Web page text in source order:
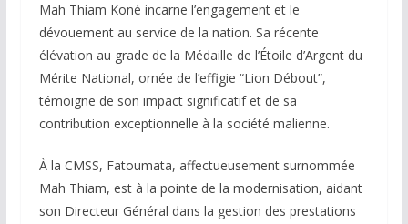
Mah Thiam Koné incarne l’engagement et le
dévouement au service de la nation. Sa récente
élévation au grade de la Médaille de l’Étoile d’Argent du
Mérite National, ornée de l’effigie “Lion Débout”,
témoigne de son impact significatif et de sa
contribution exceptionnelle à la société malienne.
À la CMSS, Fatoumata, affectueusement surnommée
Mah Thiam, est à la pointe de la modernisation, aidant
son Directeur Général dans la gestion des prestations